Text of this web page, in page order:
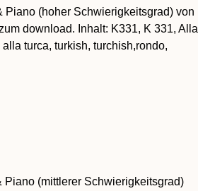
Piano (hoher Schwierigkeitsgrad) von
download. Inhalt: K331, K 331, Alla
turca, turkish, turchish,rondo,
Piano (mittlerer Schwierigkeitsgrad)